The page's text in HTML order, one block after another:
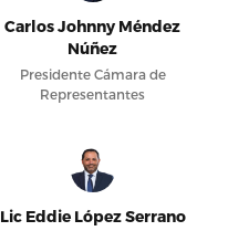
Carlos Johnny Méndez
Núñez
Presidente Cámara de
Representantes
Lic Eddie López Serrano